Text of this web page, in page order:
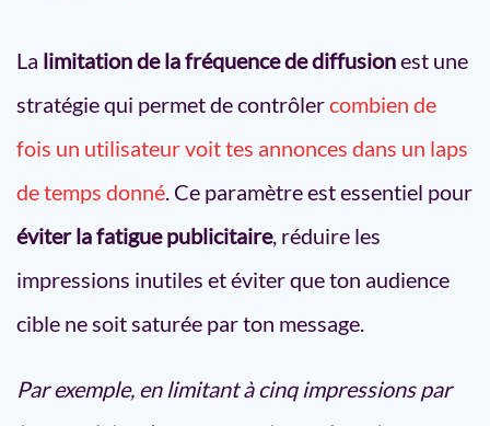
La limitation de la fréquence de diffusionest une
stratégie qui permet de contrôlercombien de
fois un utilisateur voit tes annonces dans un laps
de temps donné. Ce paramètre est essentiel pour
éviter la fatigue publicitaire, réduire les
impressions inutiles et éviter que ton audience
cible ne soit saturée par ton message.
Par exemple, en limitant à cinq impressions par